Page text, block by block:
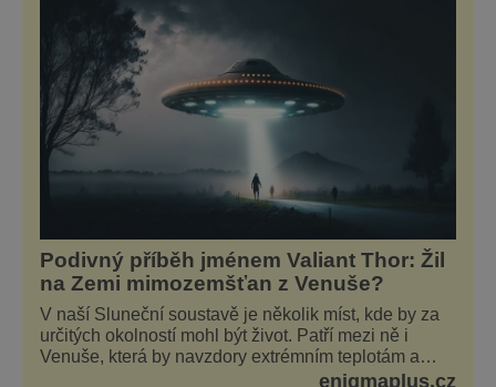
zážitcích, vydejte se
Podivný příběh jménem Valiant Thor: Žil
na Zemi mimozemšťan z Venuše?
V naší Sluneční soustavě je několik míst, kde by za
určitých okolností mohl být život. Patří mezi ně i
Venuše, která by navzdory extrémním teplotám a
smrtícímu složení atmosféry teoreticky mohla ukrývat
enigmaplus.cz